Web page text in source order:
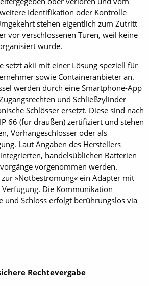
Identifikation oder Kontrolle
stehen eigentlich zum Zutritt
vor verschlossenen Türen, weil keine
wurde.
setzt akii mit einer Lösung speziell für
sowie Containeranbieter an.
werden durch eine Smartphone-App
und Schließzylinder
Schlösser ersetzt. Diese sind nach
66 (für draußen) zertifiziert und stehen
Vorhängeschlösser oder als
Laut Angaben des Herstellers
handelsüblichen Batterien
vorgenommen werden.
»Notbestromung« ein Adapter mit
Die Kommunikation
und Schloss erfolgt berührungslos via
Rechtevergabe